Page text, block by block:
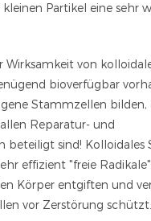
Partikel eine sehr
Wirksamkeit von
bioverfügbar
Stammzellen bilden,
Reparatur- und
beteiligt sind! Kolloidales
effizient "freie
Körper entgiften und
vor Zerstörung schützt.